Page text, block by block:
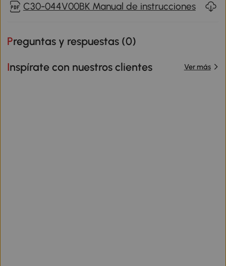
C30-044V00BK Manual de instrucciones
Preguntas y respuestas (0)
Inspírate con nuestros clientes Ver más